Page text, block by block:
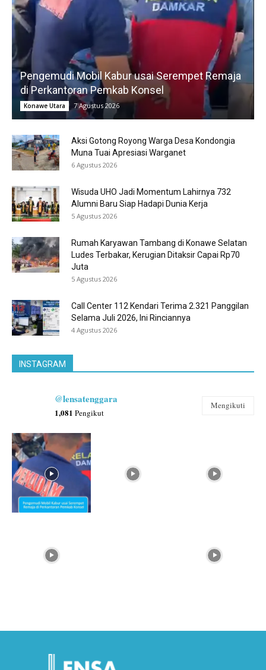
Pengemudi Mobil Kabur usai Serempet Remaja
di Perkantoran Pemkab Konsel
Konawe Utara 7 Agustus 2026
Aksi Gotong Royong Warga Desa Kondongia
Muna Tuai Apresiasi Warganet
6 Agustus 2026
Wisuda UHO Jadi Momentum Lahirnya 732
Alumni Baru Siap Hadapi Dunia Kerja
5 Agustus 2026
Rumah Karyawan Tambang di Konawe Selatan
Ludes Terbakar, Kerugian Ditaksir Capai Rp70
Juta
5 Agustus 2026
Call Center 112 Kendari Terima 2.321 Panggilan
Selama Juli 2026, Ini Rinciannya
4 Agustus 2026
INSTAGRAM
@lensatenggara
1,081 Pengikut
Mengikuti